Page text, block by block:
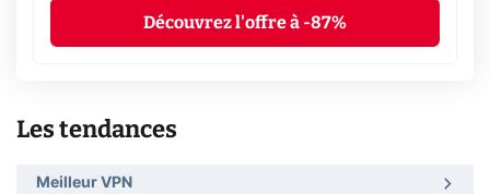
Découvrez l'offre à -87%
Les tendances
Meilleur VPN